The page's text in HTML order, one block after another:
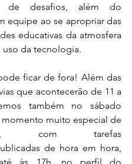
de desafios, além do
equipe ao se apropriar das
educativas da atmosfera
uso da tecnologia.
ficar de fora! Além das
que acontecerão de 11 a
também no sábado
momento muito especial de
com tarefas
de hora em hora,
às 17h, no perfil do